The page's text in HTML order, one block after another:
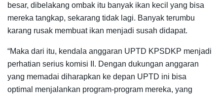
besar, dibelakang ombak itu banyak ikan kecil yang bisa
mereka tangkap, sekarang tidak lagi. Banyak terumbu
karang rusak membuat ikan menjadi susah didapat.
“Maka dari itu, kendala anggaran UPTD KPSDKP menjadi
perhatian serius komisi II. Dengan dukungan anggaran
yang memadai diharapkan ke depan UPTD ini bisa
optimal menjalankan program-program mereka, yang